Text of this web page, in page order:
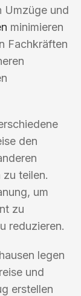
Umzüge und
minimieren
Fachkräften
den
zu teilen.
um
zu
reduzieren.
legen
und
erstellen